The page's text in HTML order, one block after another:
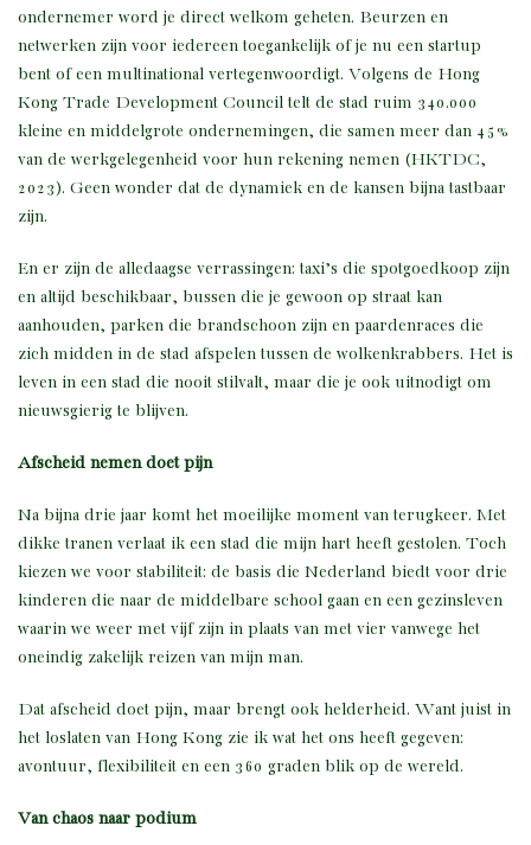
ondernemer word je direct welkom geheten. Beurzen en
netwerken zijn voor iedereen toegankelijk of je nu een startup
bent of een multinational vertegenwoordigt. Volgens de Hong
Kong Trade Development Council telt de stad ruim 340.000
kleine en middelgrote ondernemingen, die samen meer dan 45%
van de werkgelegenheid voor hun rekening nemen (HKTDC,
2023). Geen wonder dat de dynamiek en de kansen bijna tastbaar
zijn.
En er zijn de alledaagse verrassingen: taxi’s die spotgoedkoop zijn
en altijd beschikbaar, bussen die je gewoon op straat kan
aanhouden, parken die brandschoon zijn en paardenraces die
zich midden in de stad afspelen tussen de wolkenkrabbers. Het is
leven in een stad die nooit stilvalt, maar die je ook uitnodigt om
nieuwsgierig te blijven.
Afscheid nemen doet pijn
Na bijna drie jaar komt het moeilijke moment van terugkeer. Met
dikke tranen verlaat ik een stad die mijn hart heeft gestolen. Toch
kiezen we voor stabiliteit: de basis die Nederland biedt voor drie
kinderen die naar de middelbare school gaan en een gezinsleven
waarin we weer met vijf zijn in plaats van met vier vanwege het
oneindig zakelijk reizen van mijn man.
Dat afscheid doet pijn, maar brengt ook helderheid. Want juist in
het loslaten van Hong Kong zie ik wat het ons heeft gegeven:
avontuur, flexibiliteit en een 360 graden blik op de wereld.
Van chaos naar podium